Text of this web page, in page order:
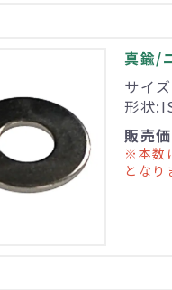
真鍮/
サイ
形状
販売
※本数
となり